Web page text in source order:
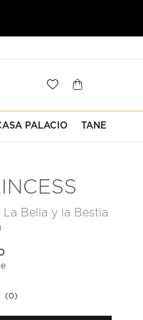
PALACIO TANE
La Bella y la Bestia
Sin
puntuación.
(0)